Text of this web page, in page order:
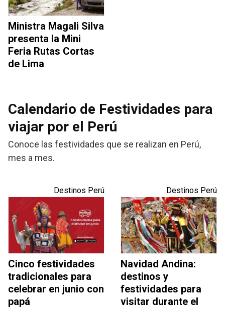
Ministra Magali Silva
presenta la Mini
Feria Rutas Cortas
de Lima
Calendario de Festividades para
viajar por el Perú
Conoce las festividades que se realizan en Perú,
mes a mes.
Destinos Perú
Cinco festividades
tradicionales para
celebrar en junio con
papá
Destinos Perú
Navidad Andina:
destinos y
festividades para
visitar durante el